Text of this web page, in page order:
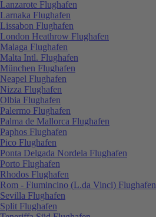
Lanzarote Flughafen
Larnaka Flughafen
Lissabon Flughafen
London Heathrow Flughafen
Malaga Flughafen
Malta Intl. Flughafen
München Flughafen
Neapel Flughafen
Nizza Flughafen
Olbia Flughafen
Palermo Flughafen
Palma de Mallorca Flughafen
Paphos Flughafen
Pico Flughafen
Ponta Delgada Nordela Flughafen
Porto Flughafen
Rhodos Flughafen
Rom - Fiumincino (L.da Vinci) Flughafen
Sevilla Flughafen
Split Flughafen